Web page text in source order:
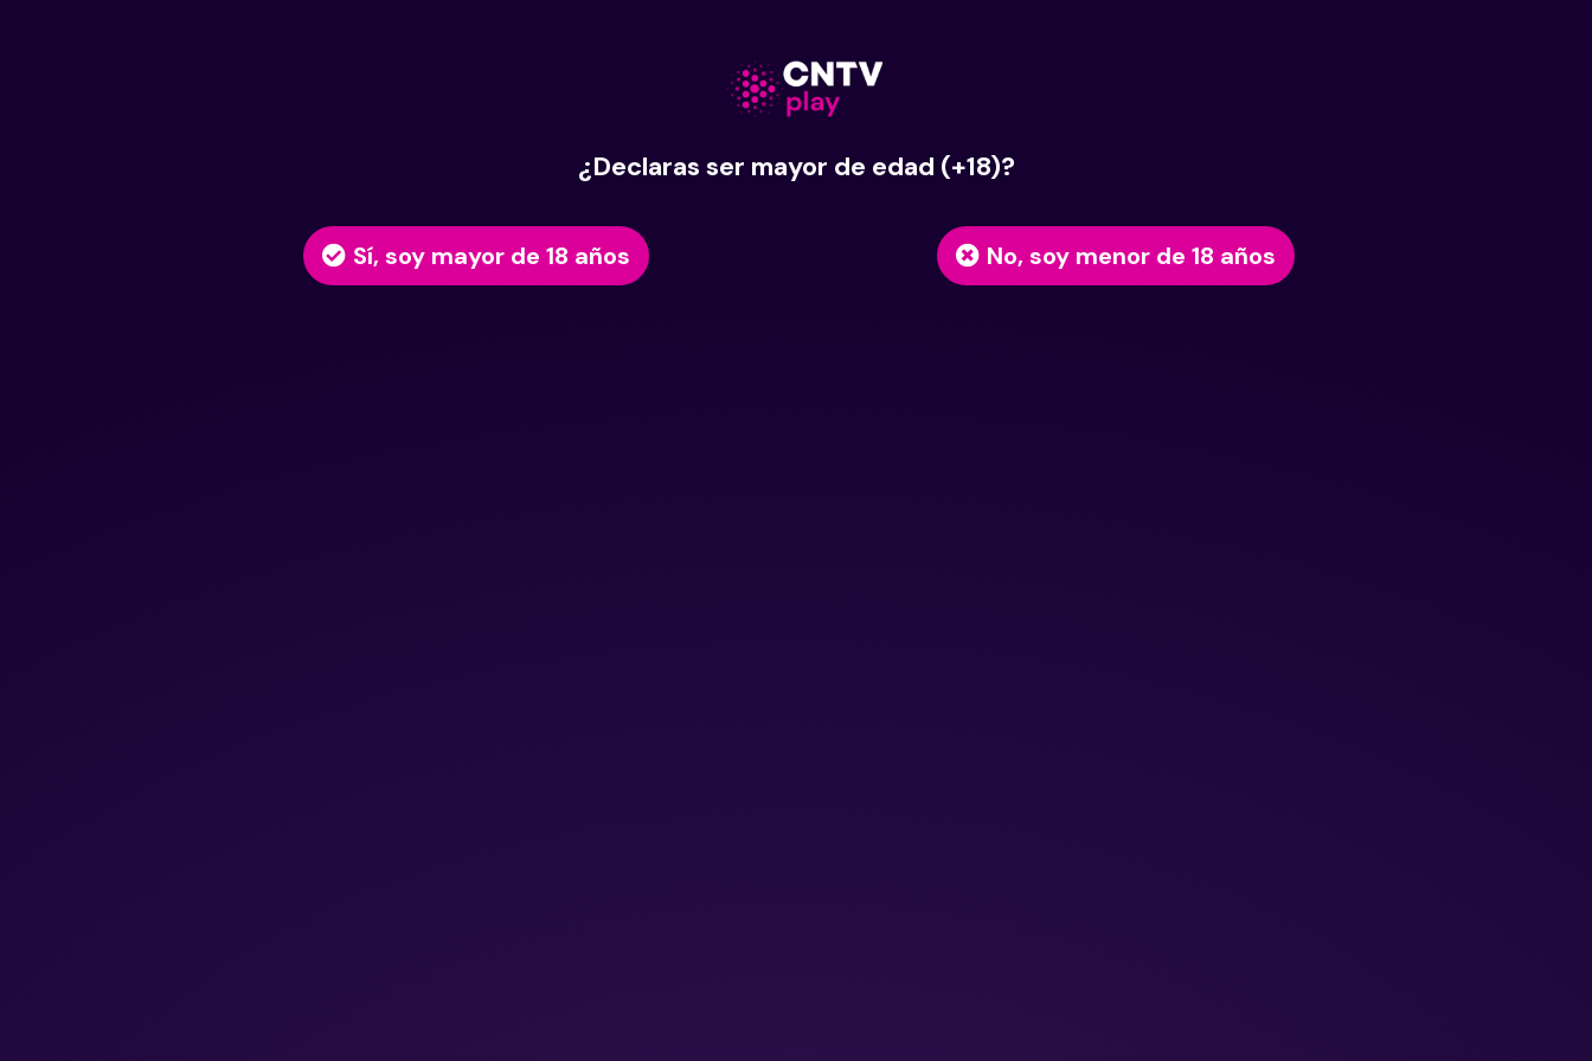
¿Declaras ser mayor de edad (+18)?
Sí, soy mayor de 18 años No, soy menor de 18 años